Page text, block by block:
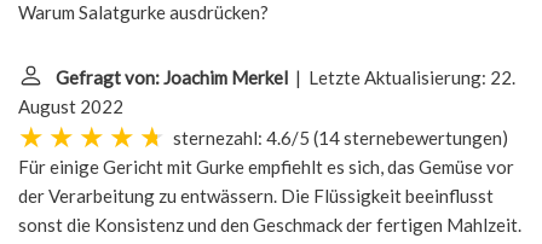
Warum Salatgurke ausdrücken?
Gefragt von: Joachim Merkel | Letzte Aktualisierung: 22.
August 2022
sternezahl: 4.6/5 (14 sternebewertungen)
Für einige Gericht mit Gurke empfiehlt es sich, das Gemüse vor
der Verarbeitung zu entwässern. Die Flüssigkeit beeinflusst
sonst die Konsistenz und den Geschmack der fertigen Mahlzeit.